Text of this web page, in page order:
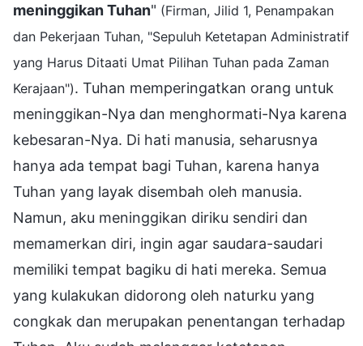
meninggikan Tuhan" (Firman, Jilid 1, Penampakan
dan Pekerjaan Tuhan, "Sepuluh Ketetapan Administratif
yang Harus Ditaati Umat Pilihan Tuhan pada Zaman
Kerajaan"). Tuhan memperingatkan orang untuk
meninggikan-Nya dan menghormati-Nya karena
kebesaran-Nya. Di hati manusia, seharusnya
hanya ada tempat bagi Tuhan, karena hanya
Tuhan yang layak disembah oleh manusia.
Namun, aku meninggikan diriku sendiri dan
memamerkan diri, ingin agar saudara-saudari
memiliki tempat bagiku di hati mereka. Semua
yang kulakukan didorong oleh naturku yang
congkak dan merupakan penentangan terhadap